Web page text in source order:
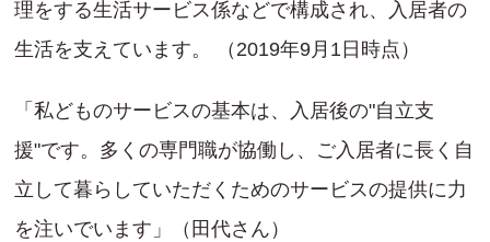
理をする生活サービス係などで構成され、入居者の
生活を支えています。 （2019年9月1日時点）
「私どものサービスの基本は、入居後の"自立支
援"です。多くの専門職が協働し、ご入居者に長く自
立して暮らしていただくためのサービスの提供に力
を注いでいます」（田代さん）